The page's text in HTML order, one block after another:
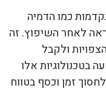
כמו הדמיה
לאחר השיפוץ. זה
ולקבל
בטכנולוגיות אלו
זמן וכסף בטווח